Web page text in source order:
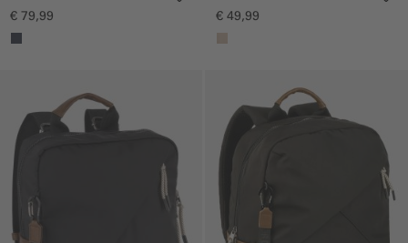
gestructureerde
€ 79,99
telefoonhoesje met
schouderriem
€ 49,99